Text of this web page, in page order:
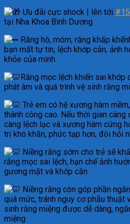
Ưu đãi cực shock | lên tới
tại Nha Khoa Bình Dương
Răng hô, móm, răng khấp
bạn mất tự tin, lệch khớp cắn, ảnh
khỏe của mình.
Răng mọc lệch khiến sai khớp
phát âm và quá trình vệ sinh răng
Trẻ em có hệ xương hàm
thành công cao. Nếu thời gian càng
càng lệch lạc và xương hàm cứng
trị khó khăn, phức tạp hơn, đòi hỏi
Niềng răng sớm cho trẻ sẽ
răng mọc sai lệch, hạn chế ảnh
gương mặt và khớp cắn
Niềng răng còn góp phần
quá mức, tránh nguy cơ phẫu thuật
sinh răng miệng được dễ dàng,
miệng